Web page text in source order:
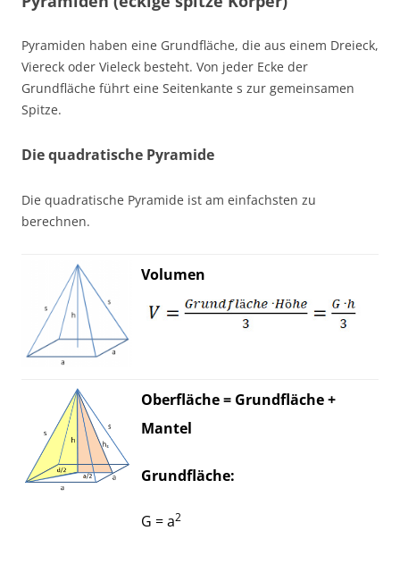
Pyramiden haben eine Grundfläche, die aus einem Dreieck,
Viereck oder Vieleck besteht. Von jeder Ecke der
Grundfläche führt eine Seitenkante s zur gemeinsamen
Spitze.
Die quadratische Pyramide
Die quadratische Pyramide ist am einfachsten zu
berechnen.
Volumen
Oberfläche = Grundfläche +
Mantel
Grundfläche:
G = a2